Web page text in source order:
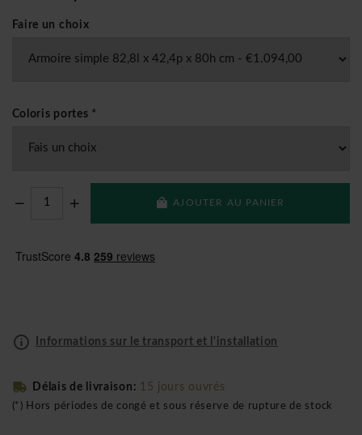
Faire un choix
Coloris portes *
AJOUTER AU PANIER
Informations sur le transport et l'installation
Délais de livraison: 15 jours ouvrés
(*) Hors périodes de congé et sous réserve de rupture de stock